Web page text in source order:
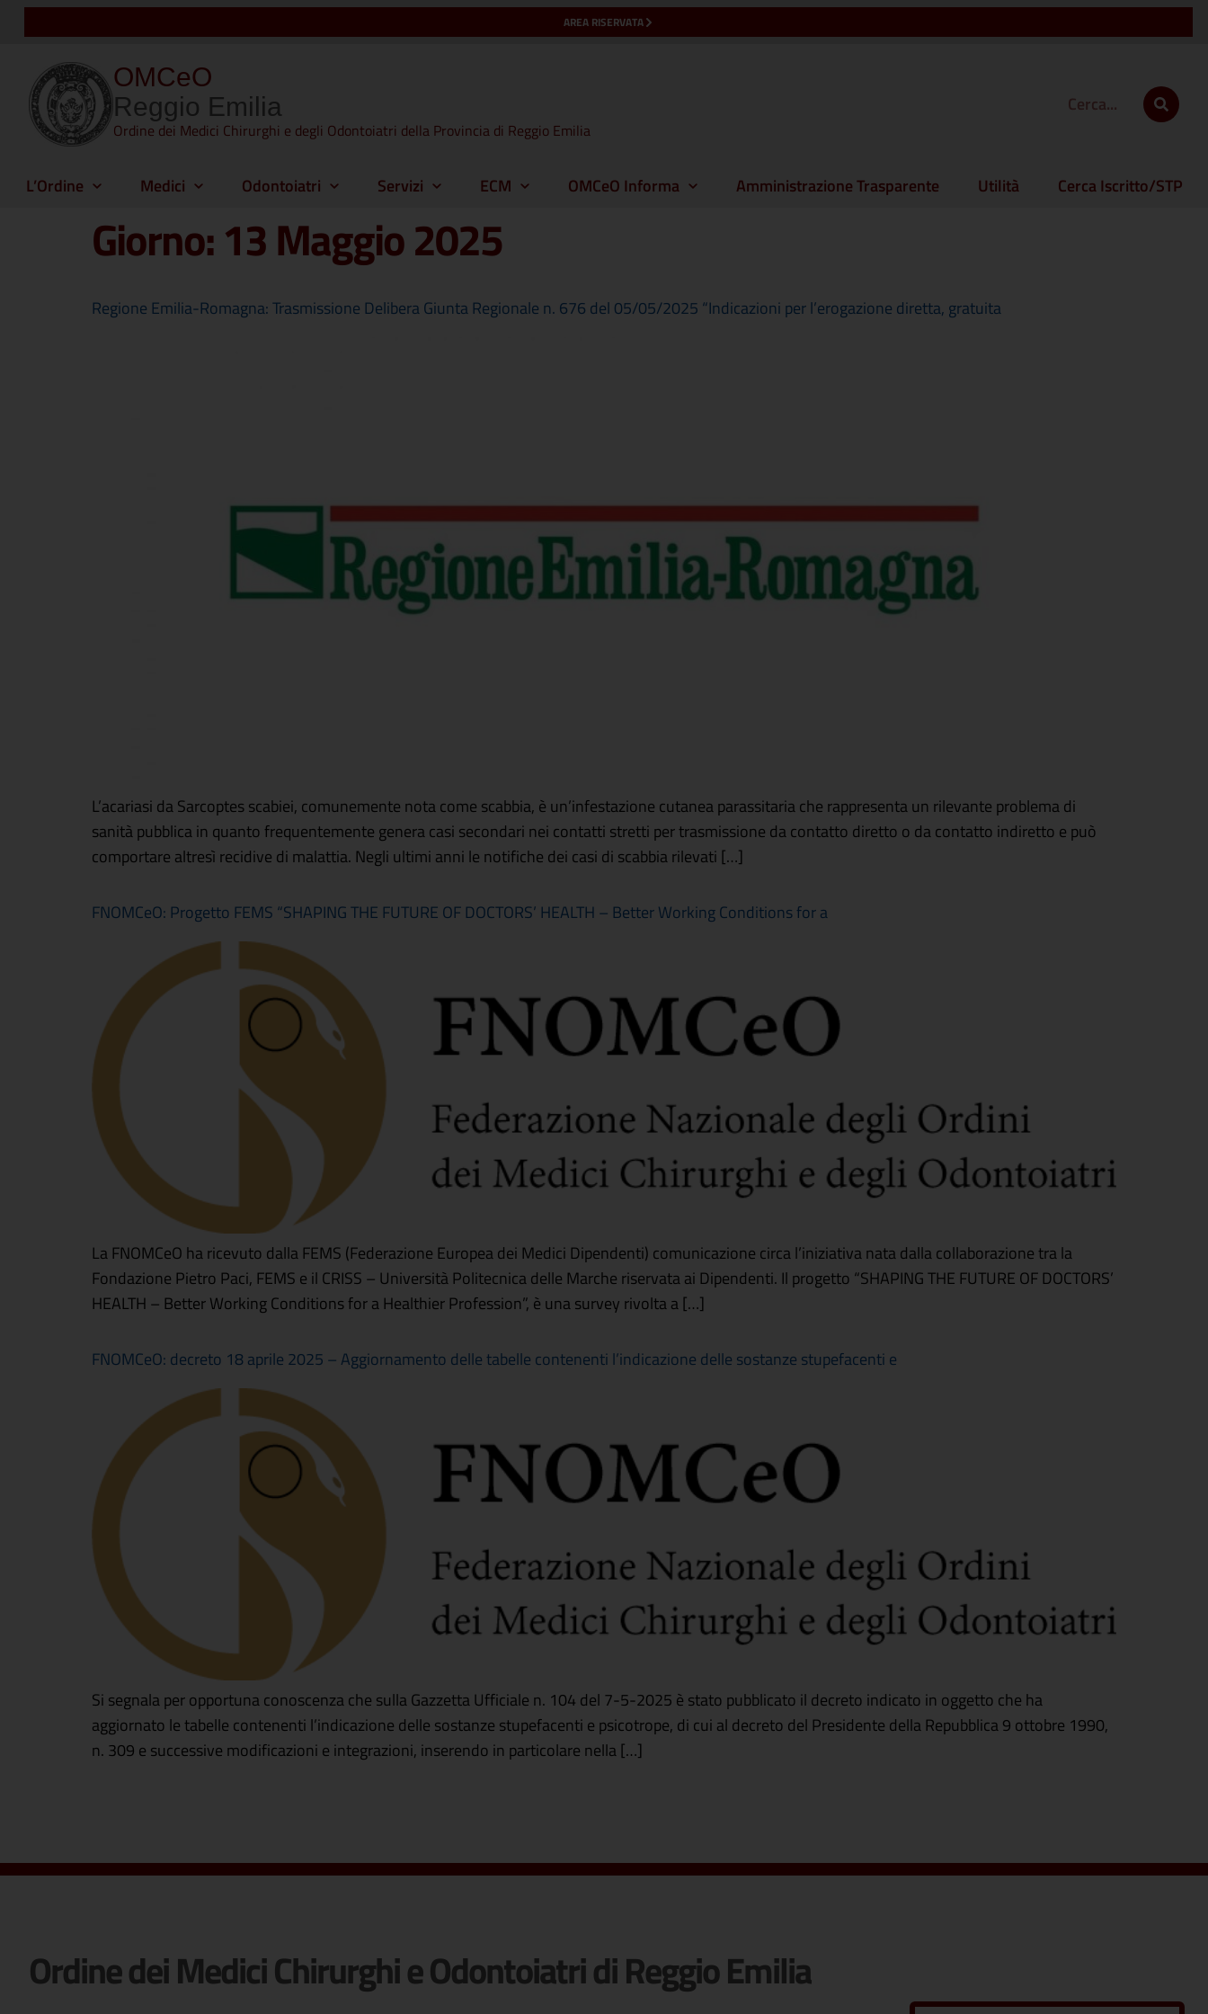
AREA RISERVATA
OMCeO
Reggio Emilia
Ordine dei Medici Chirurghi e degli Odontoiatri della Provincia di Reggio Emilia
L’Ordine Medici Odontoiatri Servizi ECM OMCeO Informa Amministrazione Trasparente Utilità Cerca Iscritto/STP
Giorno:13 Maggio 2025
Regione Emilia-Romagna: Trasmissione Delibera Giunta Regionale n. 676 del 05/05/2025 “Indicazioni per l’erogazione diretta, gratuita
L’acariasi da Sarcoptes scabiei, comunemente nota come scabbia, è un’infestazione cutanea parassitaria che rappresenta un rilevante problema di
sanità pubblica in quanto frequentemente genera casi secondari nei contatti stretti per trasmissione da contatto diretto o da contatto indiretto e può
comportare altresì recidive di malattia. Negli ultimi anni le notifiche dei casi di scabbia rilevati […]
FNOMCeO: Progetto FEMS “SHAPING THE FUTURE OF DOCTORS’ HEALTH – Better Working Conditions for a
La FNOMCeO ha ricevuto dalla FEMS (Federazione Europea dei Medici Dipendenti) comunicazione circa l’iniziativa nata dalla collaborazione tra la
Fondazione Pietro Paci, FEMS e il CRISS – Università Politecnica delle Marche riservata ai Dipendenti. Il progetto “SHAPING THE FUTURE OF DOCTORS’
HEALTH – Better Working Conditions for a Healthier Profession”, è una survey rivolta a […]
FNOMCeO: decreto 18 aprile 2025 – Aggiornamento delle tabelle contenenti l’indicazione delle sostanze stupefacenti e
Si segnala per opportuna conoscenza che sulla Gazzetta Ufficiale n. 104 del 7-5-2025 è stato pubblicato il decreto indicato in oggetto che ha
aggiornato le tabelle contenenti l’indicazione delle sostanze stupefacenti e psicotrope, di cui al decreto del Presidente della Repubblica 9 ottobre 1990,
n. 309 e successive modificazioni e integrazioni, inserendo in particolare nella […]
Ordine dei Medici Chirurghi e Odontoiatri di Reggio Emilia